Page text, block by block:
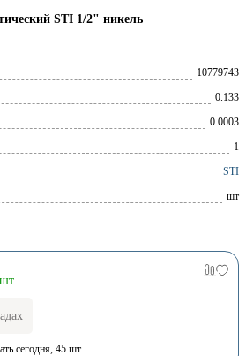
STI 1/2" никель
10779743
0.133
0.0003
1
STI
шт
сегодня, 45 шт